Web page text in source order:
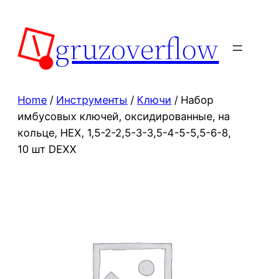
content
gruzoverflow
Home / Инструменты / Ключи / Набор
имбусовых ключей, оксидированные, на
кольце, HEX, 1,5-2-2,5-3-3,5-4-5-5,5-6-8,
10 шт DEXX